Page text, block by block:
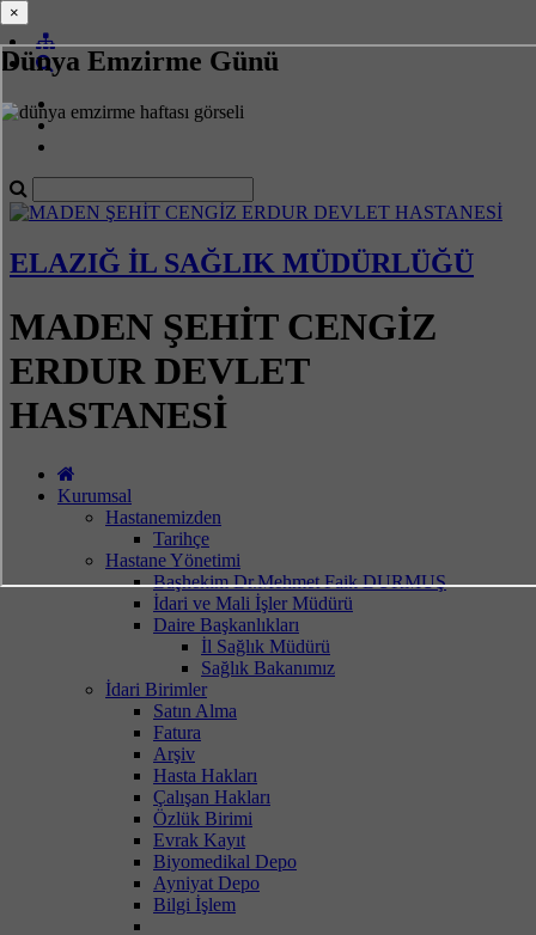
Dünya Emzirme Günü
ELAZIĞ İL SAĞLIK MÜDÜRLÜĞÜ
MADEN ŞEHİT CENGİZ
ERDUR DEVLET
HASTANESİ
Kurumsal
Hastanemizden
Tarihçe
Hastane Yönetimi
Başhekim Dr.Mehmet Faik DURMUŞ
İdari ve Mali İşler Müdürü
Daire Başkanlıkları
İl Sağlık Müdürü
Sağlık Bakanımız
İdari Birimler
Satın Alma
Fatura
Arşiv
Hasta Hakları
Çalışan Hakları
Özlük Birimi
Evrak Kayıt
Biyomedikal Depo
Ayniyat Depo
Bilgi İşlem
×